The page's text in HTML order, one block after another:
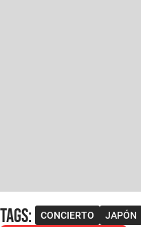
Tags: CONCIERTO JAPÓN